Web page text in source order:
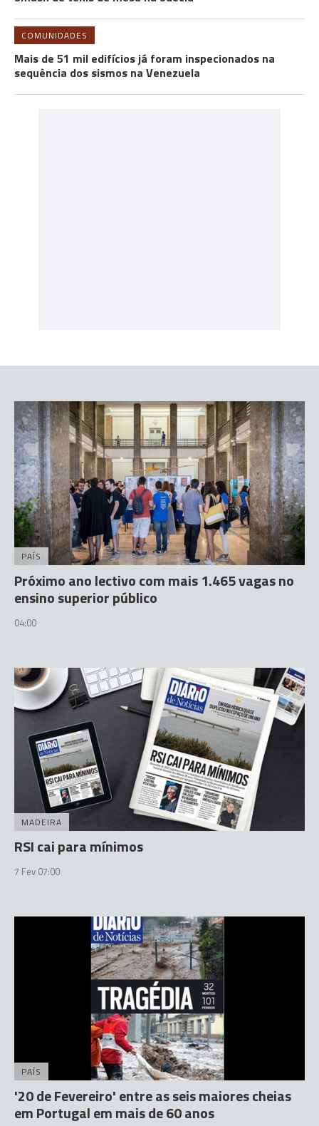
COMUNIDADES
Mais de 51 mil edifícios já foram inspecionados na
sequência dos sismos na Venezuela
PAÍS
Próximo ano lectivo com mais 1.465 vagas no
ensino superior público
04:00
MADEIRA
RSI cai para mínimos
7 Fev 07:00
PAÍS
'20 de Fevereiro' entre as seis maiores cheias
em Portugal em mais de 60 anos